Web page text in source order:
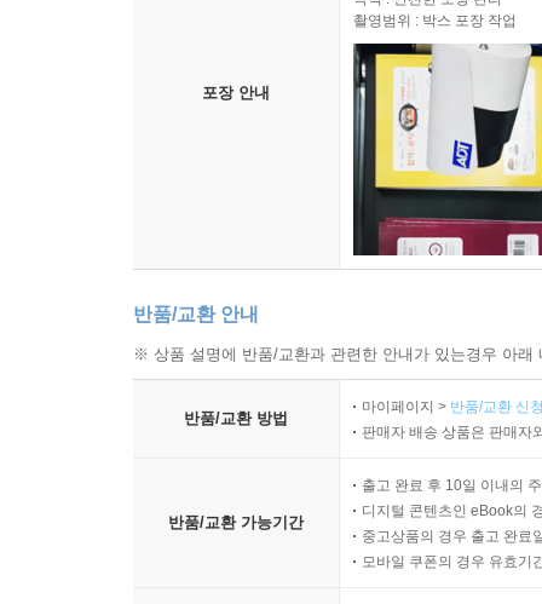
포장 안내
촬영범위 : 박스 포장 작업
반품/교환 안내
※ 상품 설명에 반품/교환과 관련한 안내가 있는경우 아
반품/교환 방법
마이페이지 > 반품/교환 신
판매자 배송 상품은 판매자
반품/교환 가능기간
출고 완료 후 10일 이내의
디지털 콘텐츠인 eBook의
중고상품의 경우 출고 완료
모바일 쿠폰의 경우 유효기